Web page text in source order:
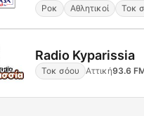
Ροκ Αθλητικοί Τοκ
Radio Kyparissia
Τοκ σόου Αττική93.6